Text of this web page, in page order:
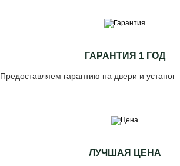
ГАРАНТИЯ 1 ГОД
Предоставляем гарантию на двери и
ЛУЧШАЯ ЦЕНА